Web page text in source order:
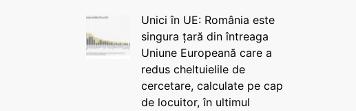
Unici în UE: România este
singura țară din întreaga
Uniune Europeană care a
redus cheltuielile de
cercetare, calculate pe cap
de locuitor, în ultimul